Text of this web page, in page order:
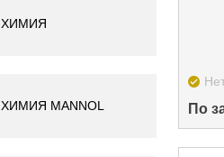
ХИМИЯ
ХИМИЯ MANNOL По